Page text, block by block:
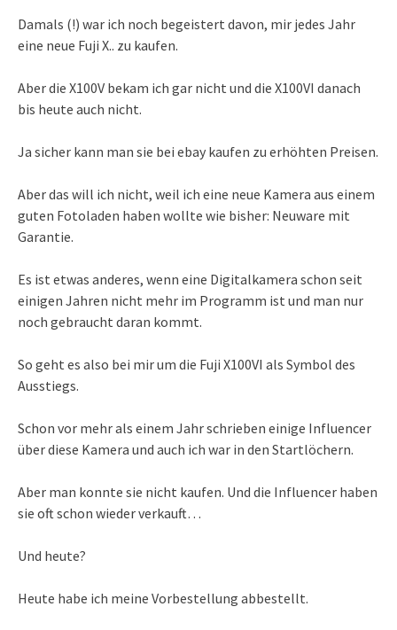
Damals (!) war ich noch begeistert davon, mir jedes Jahr
eine neue Fuji X.. zu kaufen.
Aber die X100V bekam ich gar nicht und die X100VI danach
bis heute auch nicht.
Ja sicher kann man sie bei ebay kaufen zu erhöhten Preisen.
Aber das will ich nicht, weil ich eine neue Kamera aus einem
guten Fotoladen haben wollte wie bisher: Neuware mit
Garantie.
Es ist etwas anderes, wenn eine Digitalkamera schon seit
einigen Jahren nicht mehr im Programm ist und man nur
noch gebraucht daran kommt.
So geht es also bei mir um die Fuji X100VI als Symbol des
Ausstiegs.
Schon vor mehr als einem Jahr schrieben einige Influencer
über diese Kamera und auch ich war in den Startlöchern.
Aber man konnte sie nicht kaufen. Und die Influencer haben
sie oft schon wieder verkauft…
Und heute?
Heute habe ich meine Vorbestellung abbestellt.